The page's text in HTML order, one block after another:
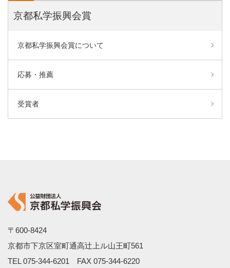
京都私学振興会賞
京都私学振興会賞について
応募・推薦
受賞者
〒600-8424
京都市下京区室町通高辻上ル山王町561
TEL 075-344-6201 FAX 075-344-6220